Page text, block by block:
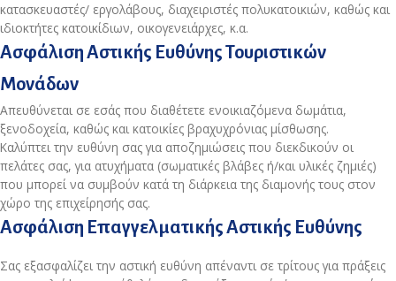
κατασκευαστές/ εργολάβους, διαχειριστές πολυκατοικιών, καθώς και
ιδιοκτήτες κατοικίδιων, οικογενειάρχες, κ.α.
Ασφάλιση Αστικής Ευθύνης Τουριστικών
Μονάδων
Απευθύνεται σε εσάς που διαθέτετε ενοικιαζόμενα δωμάτια,
ξενοδοχεία, καθώς και κατοικίες βραχυχρόνιας μίσθωσης.
Καλύπτει την ευθύνη σας για αποζημιώσεις που διεκδικούν οι
πελάτες σας, για ατυχήματα (σωματικές βλάβες ή/και υλικές ζημιές)
που μπορεί να συμβούν κατά τη διάρκεια της διαμονής τους στον
χώρο της επιχείρησής σας.
Ασφάλιση Επαγγελματικής Αστικής Ευθύνης
Σας εξασφαλίζει την αστική ευθύνη απέναντι σε τρίτους για πράξεις